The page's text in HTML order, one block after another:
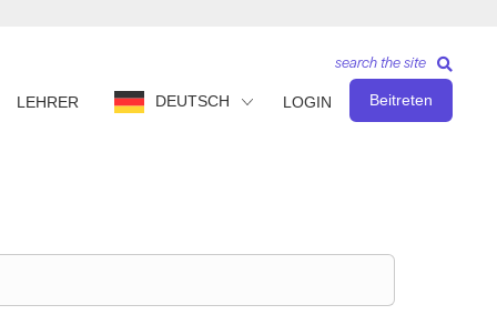
LEHRER DEUTSCH LOGIN Beitreten
search the site